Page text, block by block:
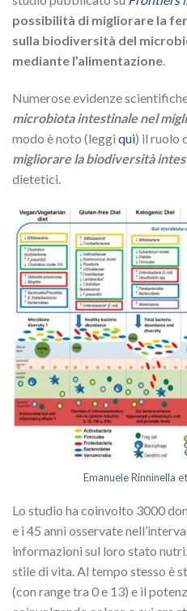
possibilità di migliorare la
sulla biodiversità del
mediante l’alimentazione.
Numerose evidenze
microbiota intestinale nel
modo è noto (leggi qui) il ruolo
migliorare la biodiversità
dietetici.
Emanuele Rinninella
Lo studio ha coinvolto 3000
e i 45 anni osservate
informazioni sul loro stato
stile di vita. Al tempo stesso è
(con range tra 0 e 13) e il